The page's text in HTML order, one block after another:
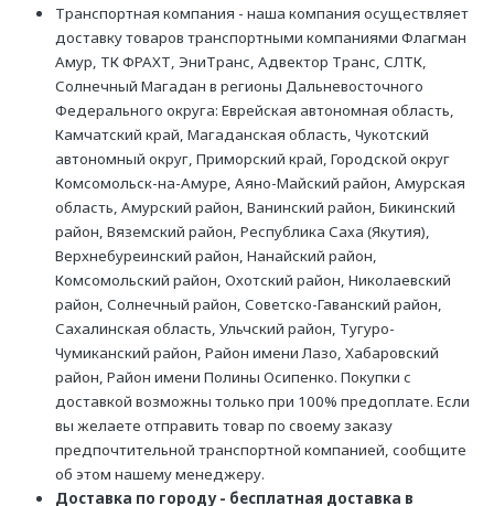
Транспортная компания - наша компания осуществляет
доставку товаров транспортными компаниями Флагман
Амур, ТК ФРАХТ, ЭниТранс, Адвектор Транс, СЛТК,
Солнечный Магадан в регионы Дальневосточного
Федерального округа: Еврейская автономная область,
Камчатский край, Магаданская область, Чукотский
автономный округ, Приморский край, Городской округ
Комсомольск-на-Амуре, Аяно-Майский район, Амурская
область, Амурский район, Ванинский район, Бикинский
район, Вяземский район, Республика Саха (Якутия),
Верхнебуреинский район, Нанайский район,
Комсомольский район, Охотский район, Николаевский
район, Солнечный район, Советско-Гаванский район,
Сахалинская область, Ульчский район, Тугуро-
Чумиканский район, Район имени Лазо, Хабаровский
район, Район имени Полины Осипенко. Покупки с
доставкой возможны только при 100% предоплате. Если
вы желаете отправить товар по своему заказу
предпочтительной транспортной компанией, сообщите
об этом нашему менеджеру.
Доставка по городу - бесплатная доставка в